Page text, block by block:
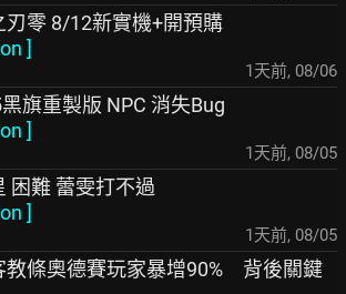
刃零 8/12新實機+開預購
]
1天前, 08/06
旗重製版 NPC 消失Bug
]
1天前, 08/05
困難 蕾雯打不過
]
1天前, 08/05
教條奧德賽玩家暴增90% 背後關鍵